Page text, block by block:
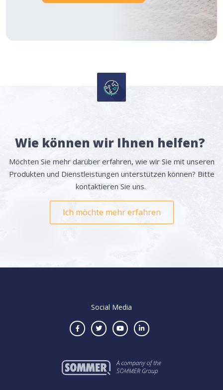
Wie können wir Ihnen helfen?
Möchten Sie mehr darüber erfahren, wie wir Sie mit unseren
Produkten und Dienstleistungen unterstützen können? Bitte
kontaktieren Sie uns.
Ich möchte mehr erfahren
Social Media